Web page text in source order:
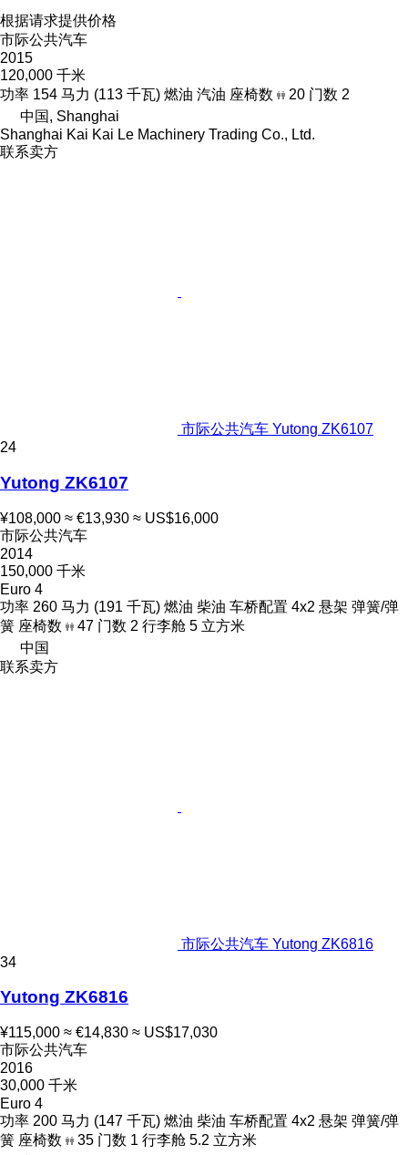
根据请求提供价格
市际公共汽车
2015
120,000 千米
功率 154 马力 (113 千瓦) 燃油 汽油 座椅数 20 门数 2
中国, Shanghai
Shanghai Kai Kai Le Machinery Trading Co., Ltd.
联系卖方
市际公共汽车 Yutong ZK6107
24
Yutong ZK6107
¥108,000 ≈ €13,930 ≈ US$16,000
市际公共汽车
2014
150,000 千米
Euro 4
功率 260 马力 (191 千瓦) 燃油 柴油 车桥配置 4x2 悬架 弹簧/弹
簧 座椅数 47 门数 2 行李舱 5 立方米
中国
联系卖方
市际公共汽车 Yutong ZK6816
34
Yutong ZK6816
¥115,000 ≈ €14,830 ≈ US$17,030
市际公共汽车
2016
30,000 千米
Euro 4
功率 200 马力 (147 千瓦) 燃油 柴油 车桥配置 4x2 悬架 弹簧/弹
簧 座椅数 35 门数 1 行李舱 5.2 立方米